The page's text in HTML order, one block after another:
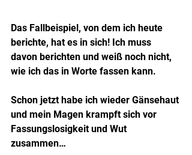
Das Fallbeispiel, von dem ich heute
berichte, hat es in sich! Ich muss
davon berichten und weiß noch nicht,
wie ich das in Worte fassen kann.
Schon jetzt habe ich wieder Gänsehaut
und mein Magen krampft sich vor
Fassungslosigkeit und Wut
zusammen…